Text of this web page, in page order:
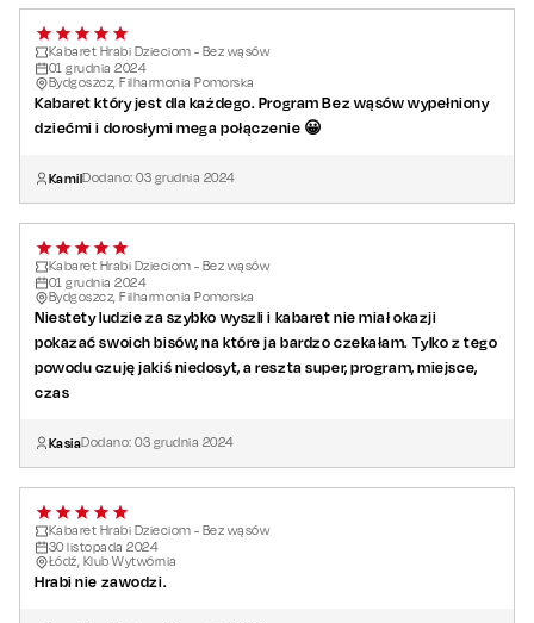
Kabaret Hrabi Dzieciom - Bez wąsów
01 grudnia 2024
Bydgoszcz, Filharmonia Pomorska
Kabaret który jest dla każdego. Program Bez wąsów wypełniony
dziećmi i dorosłymi mega połączenie 😀
KamilDodano:03 grudnia 2024
Kabaret Hrabi Dzieciom - Bez wąsów
01 grudnia 2024
Bydgoszcz, Filharmonia Pomorska
Niestety ludzie za szybko wyszli i kabaret nie miał okazji
pokazać swoich bisów, na które ja bardzo czekałam. Tylko z tego
powodu czuję jakiś niedosyt, a reszta super, program, miejsce,
czas
KasiaDodano:03 grudnia 2024
Kabaret Hrabi Dzieciom - Bez wąsów
30listopada 2024
Łódź, Klub Wytwórnia
Hrabi nie zawodzi.